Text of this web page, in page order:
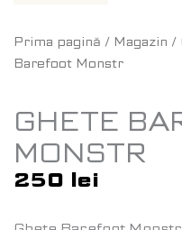
Prima pagină / Magazin /
Barefoot Monstr
GHETE
MONSTR
250 lei